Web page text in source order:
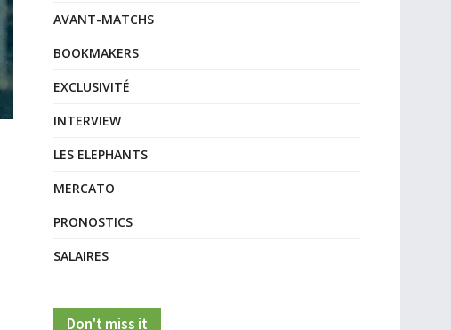
AVANT-MATCHS
BOOKMAKERS
EXCLUSIVITÉ
INTERVIEW
LES ELEPHANTS
MERCATO
PRONOSTICS
SALAIRES
Don't miss it